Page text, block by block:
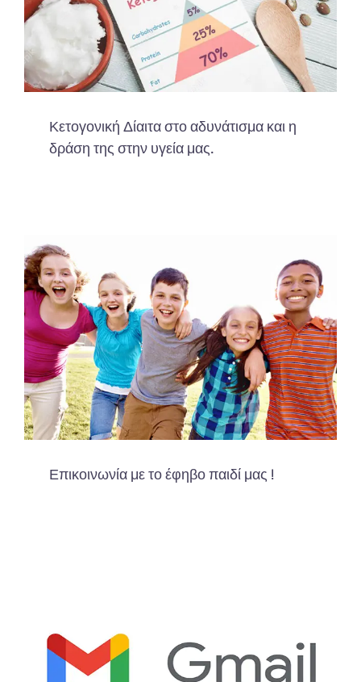
Κετογονική Δίαιτα στο αδυνάτισμα και η
δράση της στην υγεία μας.
Επικοινωνία με το έφηβο παιδί μας !